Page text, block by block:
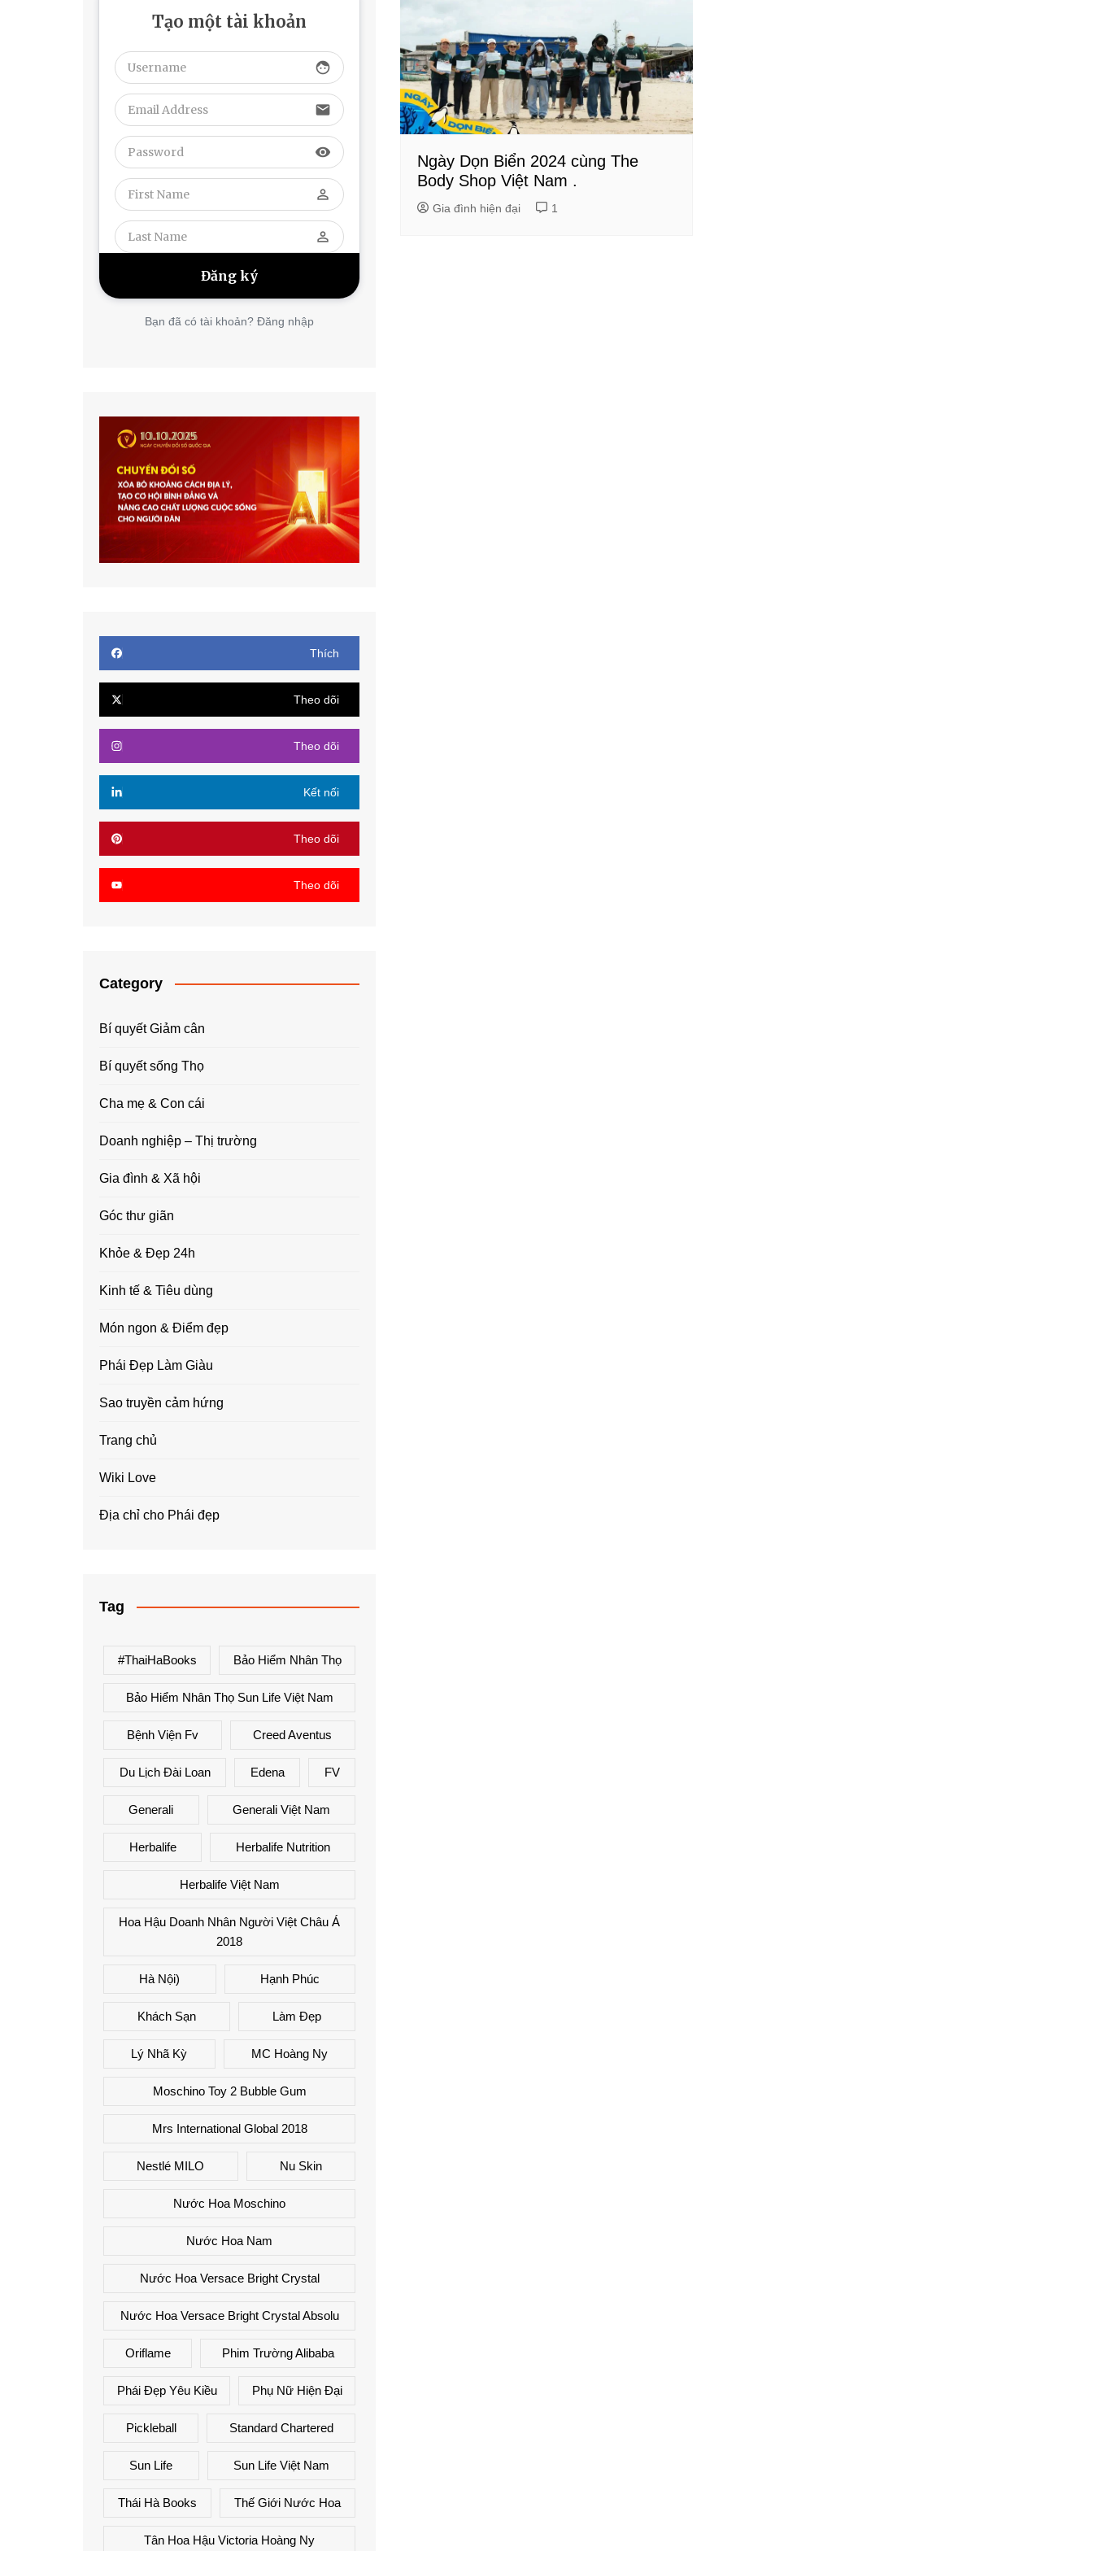
Ngày Dọn Biển 2024 cùng The
Body Shop Việt Nam .
Gia đình hiện đại 1
Tạo một tài khoản
face
email
visibility
perm_identity
perm_identity
Bạn đã có tài khoản? Đăng nhập
Thích
Theo dõi
Theo dõi
Kết nối
Theo dõi
Theo dõi
Category
Bí quyết Giảm cân
Bí quyết sống Thọ
Cha mẹ & Con cái
Doanh nghiệp – Thị trường
Gia đình & Xã hội
Góc thư giãn
Khỏe & Đẹp 24h
Kinh tế & Tiêu dùng
Món ngon & Điểm đẹp
Phái Đẹp Làm Giàu
Sao truyền cảm hứng
Trang chủ
Wiki Love
Địa chỉ cho Phái đẹp
Tag
#ThaiHaBooks Bảo Hiểm Nhân Thọ
Bảo Hiểm Nhân Thọ Sun Life Việt Nam
Bệnh Viện Fv Creed Aventus
Du Lịch Đài Loan Edena FV
Generali Generali Việt Nam
Herbalife Herbalife Nutrition
Herbalife Việt Nam
Hoa Hậu Doanh Nhân Người Việt Châu Á
2018
Hà Nội) Hạnh Phúc
Khách Sạn Làm Đẹp
Lý Nhã Kỳ MC Hoàng Ny
Moschino Toy 2 Bubble Gum
Mrs International Global 2018
Nestlé MILO Nu Skin
Nước Hoa Moschino
Nước Hoa Nam
Nước Hoa Versace Bright Crystal
Nước Hoa Versace Bright Crystal Absolu
Oriflame Phim Trường Alibaba
Phái Đẹp Yêu Kiều Phụ Nữ Hiện Đại
Pickleball Standard Chartered
Sun Life Sun Life Việt Nam
Thái Hà Books Thế Giới Nước Hoa
Tân Hoa Hậu Victoria Hoàng Ny